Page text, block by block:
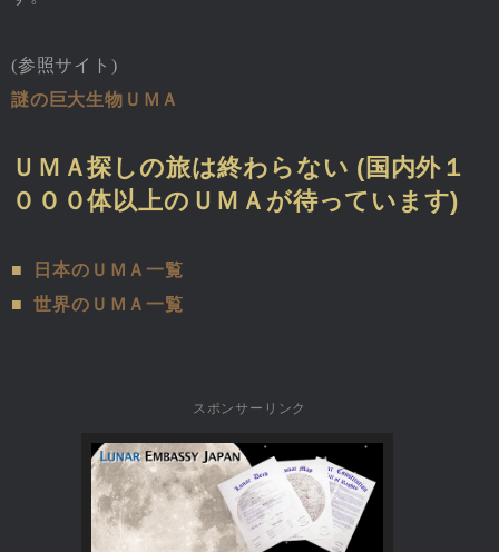
(参照サイト)
謎の巨大生物ＵＭＡ
ＵＭＡ探しの旅は終わらない (国内外１
０００体以上のＵＭＡが待っています)
■
日本のＵＭＡ一覧
■
世界のＵＭＡ一覧
スポンサーリンク